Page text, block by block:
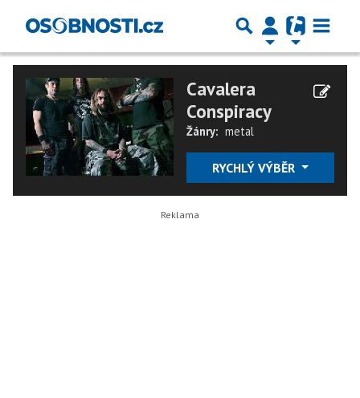
Cavalera
Conspiracy
Žánry: metal
RYCHLÝ VÝBĚR